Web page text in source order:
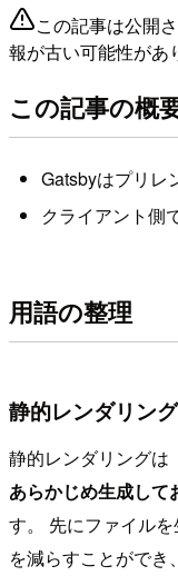
この記事は公開
報が古い可能性があ
この記事の概
Gatsbyはプリレ
クライアント側
用語の整理
静的レンダリング
静的レンダリングは
あらかじめ生成して
す。 先にファイル
を減らすことがで